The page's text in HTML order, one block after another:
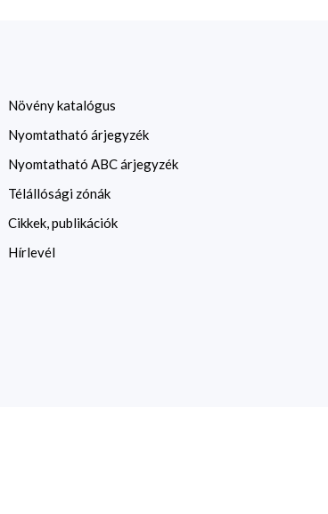
Növény katalógus
Nyomtatható árjegyzék
Nyomtatható ABC árjegyzék
Télállósági zónák
Cikkek, publikációk
Hírlevél